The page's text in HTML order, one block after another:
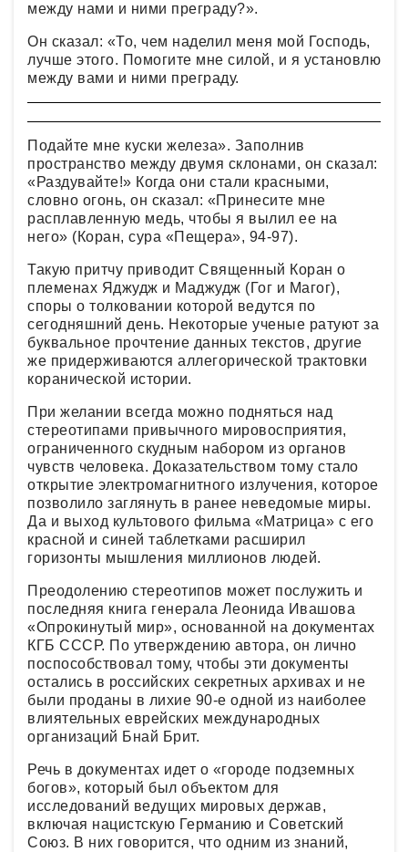
между нами и ними преграду?».
Он сказал: «То, чем наделил меня мой Господь,
лучше этого. Помогите мне силой, и я установлю
между вами и ними преграду.
Подайте мне куски железа». Заполнив
пространство между двумя склонами, он сказал:
«Раздувайте!» Когда они стали красными,
словно огонь, он сказал: «Принесите мне
расплавленную медь, чтобы я вылил ее на
него» (Коран, сура «Пещера», 94-97).
Такую притчу приводит Священный Коран о
племенах Яджудж и Маджудж (Гог и Магог),
споры о толковании которой ведутся по
сегодняшний день. Некоторые ученые ратуют за
буквальное прочтение данных текстов, другие
же придерживаются аллегорической трактовки
коранической истории.
При желании всегда можно подняться над
стереотипами привычного мировосприятия,
ограниченного скудным набором из органов
чувств человека. Доказательством тому стало
открытие электромагнитного излучения, которое
позволило заглянуть в ранее неведомые миры.
Да и выход культового фильма «Матрица» с его
красной и синей таблетками расширил
горизонты мышления миллионов людей.
Преодолению стереотипов может послужить и
последняя книга генерала Леонида Ивашова
«Опрокинутый мир», основанной на документах
КГБ СССР. По утверждению автора, он лично
поспособствовал тому, чтобы эти документы
остались в российских секретных архивах и не
были проданы в лихие 90-е одной из наиболее
влиятельных еврейских международных
организаций Бнай Брит.
Речь в документах идет о «городе подземных
богов», который был объектом для
исследований ведущих мировых держав,
включая нацистскую Германию и Советский
Союз. В них говорится, что одним из знаний,